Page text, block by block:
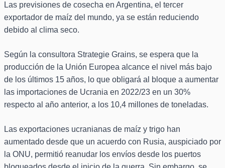
Las previsiones de cosecha en Argentina, el tercer
exportador de maíz del mundo, ya se están reduciendo
debido al clima seco.
Según la consultora Strategie Grains, se espera que la
producción de la Unión Europea alcance el nivel más bajo
de los últimos 15 años, lo que obligará al bloque a aumentar
las importaciones de Ucrania en 2022/23 en un 30%
respecto al año anterior, a los 10,4 millones de toneladas.
Las exportaciones ucranianas de maíz y trigo han
aumentado desde que un acuerdo con Rusia, auspiciado por
la ONU, permitió reanudar los envíos desde los puertos